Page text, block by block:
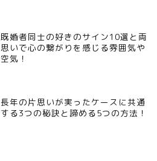
既婚者同士の好きのサイン10選と両
思いで心の繋がりを感じる雰囲気や
空気！
長年の片思いが実ったケースに共通
する3つの秘訣と諦める5つの方法！